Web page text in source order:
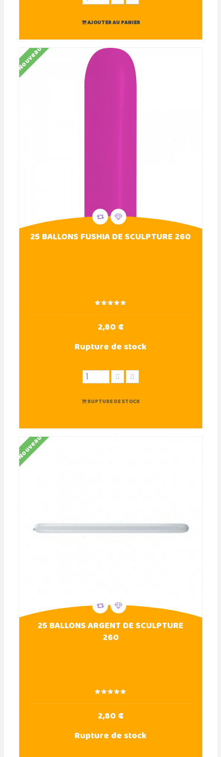
AJOUTER AU PANIER
Nouveau
25 BALLONS FUSHIA DE SCULPTURE 260
2,80 €
Rupture de stock
RUPTURE DE STOCK
Nouveau
25 BALLONS ARGENT DE SCULPTURE
260
2,80 €
Rupture de stock